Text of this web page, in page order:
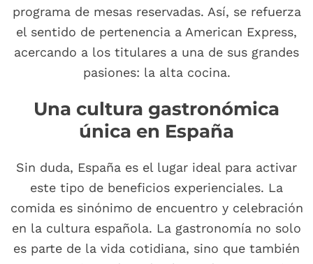
programa de mesas reservadas. Así, se refuerza
el sentido de pertenencia a American Express,
acercando a los titulares a una de sus grandes
pasiones: la alta cocina.
Una cultura gastronómica
única en España
Sin duda, España es el lugar ideal para activar
este tipo de beneficios experienciales. La
comida es sinónimo de encuentro y celebración
en la cultura española. La gastronomía no solo
es parte de la vida cotidiana, sino que también